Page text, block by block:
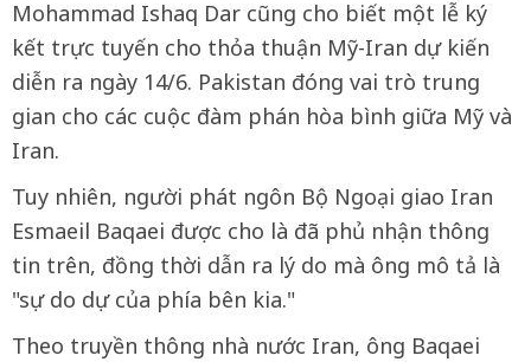
Mohammad Ishaq Dar cũng cho biết một lễ ký
kết trực tuyến cho thỏa thuận Mỹ-Iran dự kiến
diễn ra ngày 14/6. Pakistan đóng vai trò trung
gian cho các cuộc đàm phán hòa bình giữa Mỹ và
Iran.
Tuy nhiên, người phát ngôn Bộ Ngoại giao Iran
Esmaeil Baqaei được cho là đã phủ nhận thông
tin trên, đồng thời dẫn ra lý do mà ông mô tả là
"sự do dự của phía bên kia."
Theo truyền thông nhà nước Iran, ông Baqaei